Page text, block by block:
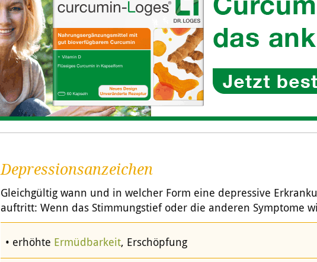
Depressionsanzeichen
Gleichgültig wann und in welcher Form eine depressive
auftritt: Wenn das Stimmungstief oder die anderen Symptome
erhöhte Ermüdbarkeit, Erschöpfung